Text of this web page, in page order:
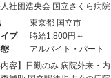
社団浩央会 国立さくら病院
東京都 国立市
プ
時給1,800円～
アルバイト・パート
内容】日勤のみ 病院外来・内